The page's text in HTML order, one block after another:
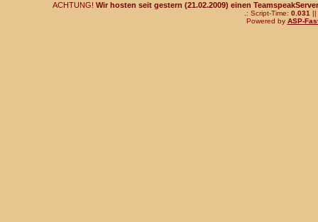
ACHTUNG! Wir hosten seit gestern (21.02.2009) einen
.: Script-Time: 0.031 ||
Powered by ASP-